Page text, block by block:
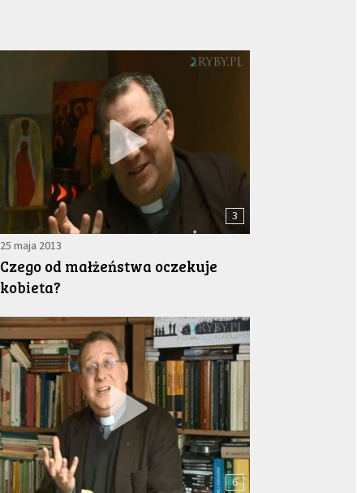
3
25 maja 2013
Czego od małżeństwa oczekuje
kobieta?
6